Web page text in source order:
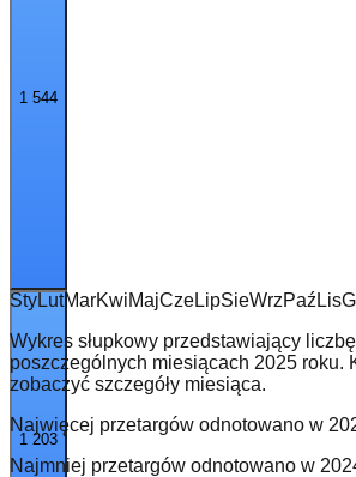
1 544
1 203
StyLutMarKwiMajCzeLipSieWrzPaź Lis
Wykres słupkowy przedstawiający
poszczególnych miesiącach 2025 roku.
zobaczyć szczegóły miesiąca.
Najwięcej przetargów odnotowano w
Najmniej przetargów odnotowano w